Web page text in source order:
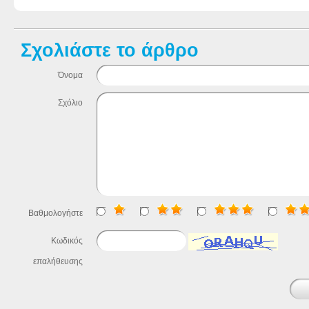
Σχολιάστε το άρθρο
Όνομα
Σχόλιο
Βαθμολογήστε
Κωδικός
επαλήθευσης